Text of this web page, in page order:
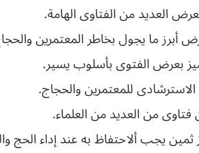
العديد من الفتاوى الهامة.
أبرز ما يجول بخاطر المعتمرين
بعرض الفتوى بأسلوب يسير.
للمعتمرين والحجاج.
من العديد من العلماء.
ثمين يجب ألاحتفاظ به عند إداء الحج